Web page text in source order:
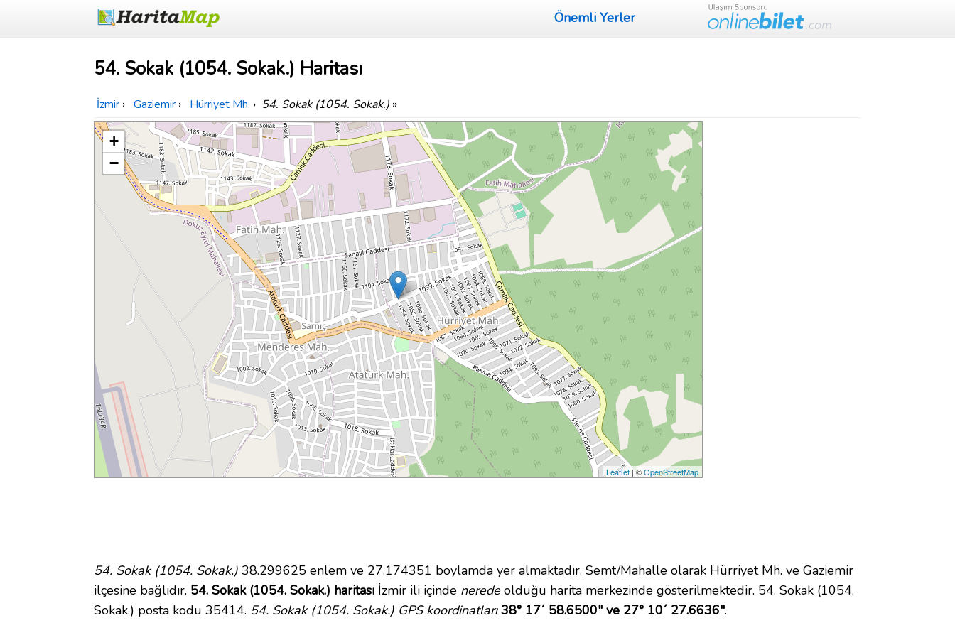
Önemli Yerler
54. Sokak (1054. Sokak.) Haritası
İzmir › Gaziemir › Hürriyet Mh. › 54. Sokak (1054. Sokak.) »
+
−
Leaflet | ©OpenStreetMap
54. Sokak (1054. Sokak.) 38.299625 enlem ve 27.174351 boylamda yer almaktadır. Semt/Mahalle olarak Hürriyet Mh. ve Gaziemir
ilçesine bağlıdır. 54. Sokak (1054. Sokak.) haritası İzmir ili içinde neredeolduğu harita merkezinde gösterilmektedir. 54. Sokak (1054.
Sokak.) posta kodu 35414. 54. Sokak (1054. Sokak.) GPS koordinatları 38° 17´ 58.6500" ve 27° 10´ 27.6636".